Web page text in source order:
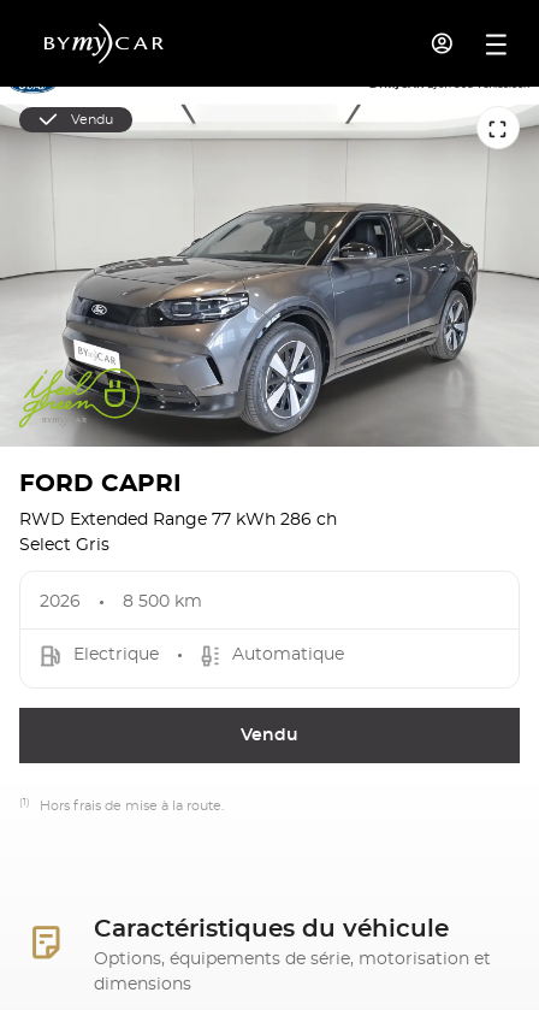
Vendu
FORD CAPRI
RWD Extended Range 77 kWh 286 ch
Select Gris
2026 8 500 km
Electrique Automatique
Vendu
(1) Hors frais de mise à la route.
Caractéristiques du véhicule
Options, équipements de série, motorisation et
dimensions